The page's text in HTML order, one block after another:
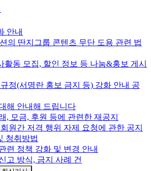
안내
의 딴지그룹 콘텐츠 무단 도용 관련 법
활동 모집, 할인 정보 등 나눔&홍보 게시
정(서명란 홍보 금지 등) 강화 안내 공
해 안내해 드립니다
, 모금, 후원 등에 관련한 재공지
원간 저격 행위 자제 요청에 관한 공지
청취방법
련 정책 강화 및 변경 안내
고 방식, 금지 사례 건